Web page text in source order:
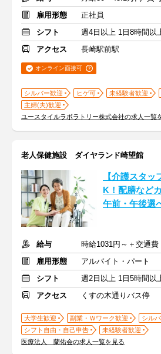
雇用形態
正社員
シフト
週4日以上 1日8時間以
アクセス
長崎駅前駅
オンライン面接可
シルバー歓迎 ヒゲ可 未経験者歓迎
主婦(夫)歓迎
ユースタイルラボラトリー株式会社の求人一覧
老人保健施設 ダイヤランド崎望館
【介護スタ
K！配膳など
午前・午後選
給与
時給1031円～＋交通費
雇用形態
アルバイト・パート
シフト
週2日以上 1日5時間以
アクセス
くすの木通りバス停
大学生歓迎 副業・Ｗワーク歓迎
シル
シフト自由・自己申告
未経験者歓迎
医療法人 蘭佑会の求人一覧を見る